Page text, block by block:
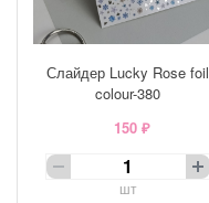
Слайдер Lucky Rose foil
colour-380
150 ₽
шт